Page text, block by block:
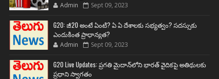
Admin Sept 09, 2023
G20: జీ20 అంటే ఏంటి? ఏ ఏ దేశాలకు సభ్యత్వం? సదస్సుకు
ఎందుకింత ప్రాధాన్యత?
Admin Sept 09, 2023
G20 Live Updates: ప్రగతి మైదాన్‌లోని భారత్ వైదికపై అతిథులకు
ప్రధాని స్వాగతం